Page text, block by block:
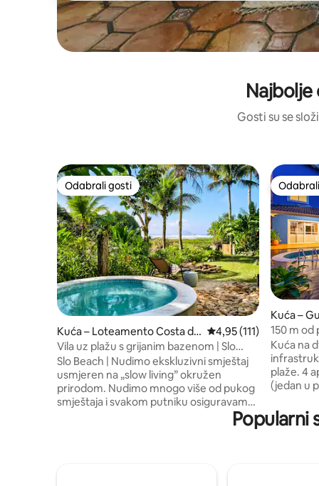
Najbolje
Gosti su se
Odabrali gosti
Odabrali gosti
Kuća – Loteamento Costa do
Sol
Prosječna ocjena:
4,95 (111)
Vila uz plažu s grijanim bazenom | Slo
Beach
Slo Beach | Nudimo ekskluzivni smještaj
usmjeren na „slow living” okružen
prirodom. Nudimo mnogo više od pukog
smještaja i svakom putniku osiguravamo
smještaj uz plažu 4 apartmana – za do 10
Kuća –
150 m od
Fi/
Kuća na
plaže. 4 apartmana s klima-uređajem
(jedan u
Popularni